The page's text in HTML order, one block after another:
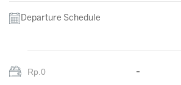
Departure Schedule